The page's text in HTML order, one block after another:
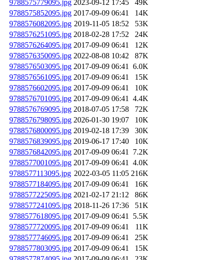
9788575779095.jpg 2023-09-12 17:45
49K
9788575852095.jpg 2017-09-09 06:41
14K
9788576082095.jpg 2019-11-05 18:52
53K
9788576251095.jpg 2018-02-28 17:52
24K
9788576264095.jpg 2017-09-09 06:41
12K
9788576350095.jpg 2022-08-08 10:42
87K
9788576503095.jpg 2017-09-09 06:41 6.0K
9788576561095.jpg 2017-09-09 06:41
15K
9788576602095.jpg 2017-09-09 06:41
10K
9788576701095.jpg 2017-09-09 06:41 4.4K
9788576769095.jpg 2018-07-05 17:58
72K
9788576798095.jpg 2026-01-30 19:07
10K
9788576800095.jpg 2019-02-18 17:39
30K
9788576839095.jpg 2019-06-17 17:40
10K
9788576842095.jpg 2017-09-09 06:41 7.2K
9788577001095.jpg 2017-09-09 06:41 4.0K
9788577113095.jpg 2022-03-05 11:05 216K
9788577184095.jpg 2017-09-09 06:41
16K
9788577225095.jpg 2021-02-17 21:12
86K
9788577241095.jpg 2018-11-26 17:36
51K
9788577618095.jpg 2017-09-09 06:41 5.5K
9788577720095.jpg 2017-09-09 06:41
11K
9788577746095.jpg 2017-09-09 06:41
25K
9788577803095.jpg 2017-09-09 06:41
15K